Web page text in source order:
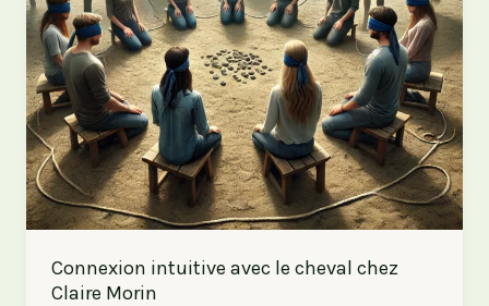
Connexion intuitive avec le cheval chez
Claire Morin